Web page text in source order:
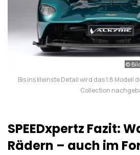
©
Bis ins kleinste Detail wird das 1:8 Modell
Collection
SPEEDxpertz Fazit:
Rädern – auch im